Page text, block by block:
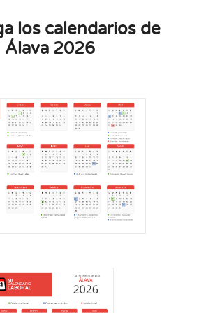
los calendarios de
Álava 2026